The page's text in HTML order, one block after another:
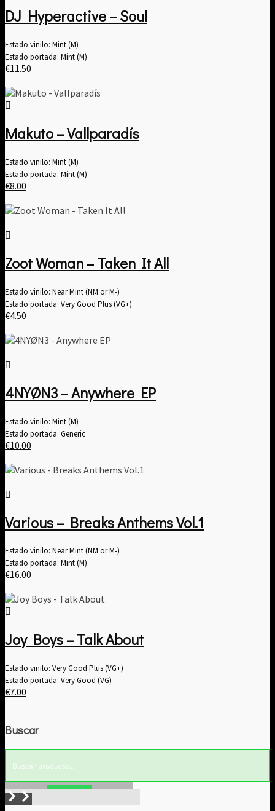
DJ Hyperactive – Soul
Estado vinilo: Mint (M)
Estado portada: Mint (M)
€11.50
Makuto – Vallparadís
Estado vinilo: Mint (M)
Estado portada: Mint (M)
€8.00
Zoot Woman – Taken It All
Estado vinilo: Near Mint (NM or M-)
Estado portada: Very Good Plus (VG+)
€4.50
4NYØN3 – Anywhere EP
Estado vinilo: Mint (M)
Estado portada: Generic
€10.00
Various – Breaks Anthems Vol​.​1
Estado vinilo: Near Mint (NM or M-)
Estado portada: Mint (M)
€16.00
Joy Boys – Talk About
Estado vinilo: Very Good Plus (VG+)
Estado portada: Very Good (VG)
€7.00
Buscar